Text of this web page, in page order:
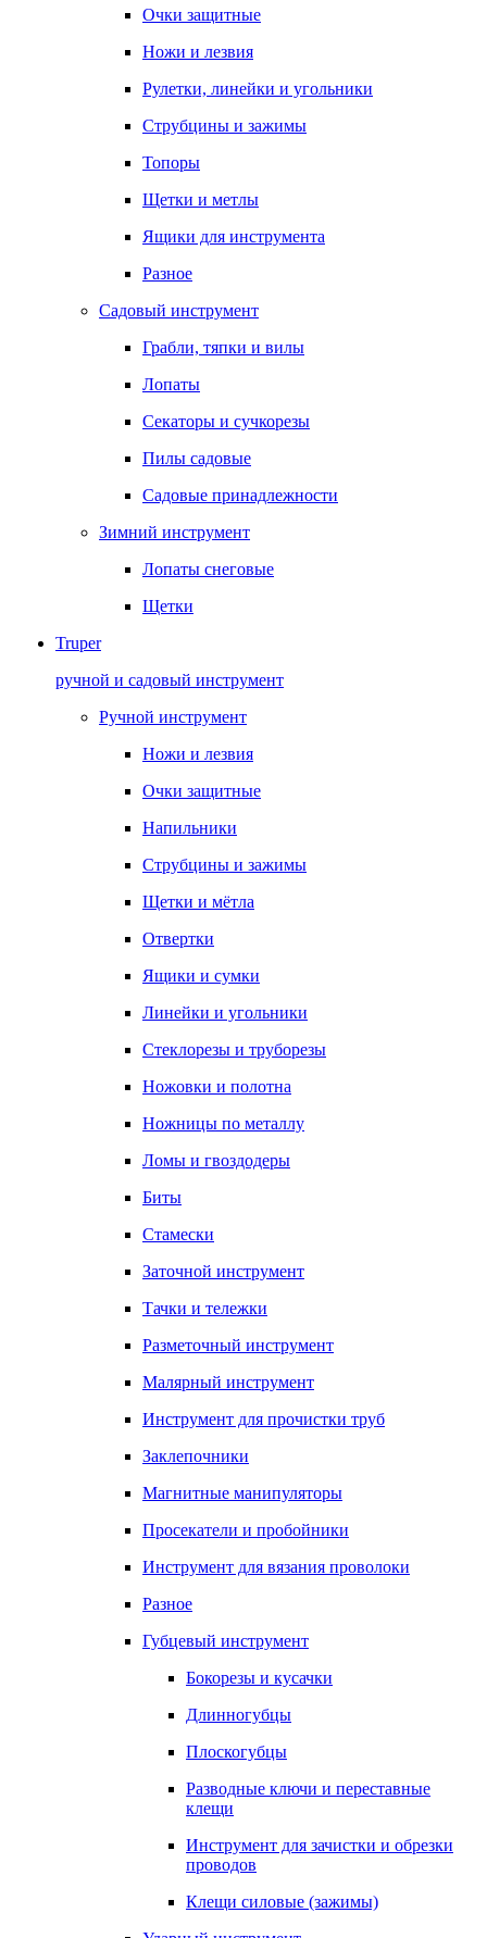
Очки защитные
Ножи и лезвия
Рулетки, линейки и угольники
Струбцины и зажимы
Топоры
Щетки и метлы
Ящики для инструмента
Разное
Садовый инструмент
Грабли, тяпки и вилы
Лопаты
Секаторы и сучкорезы
Пилы садовые
Садовые принадлежности
Зимний инструмент
Лопаты снеговые
Щетки
Truper
ручной и садовый инструмент
Ручной инструмент
Ножи и лезвия
Очки защитные
Напильники
Струбцины и зажимы
Щетки и мётла
Отвертки
Ящики и сумки
Линейки и угольники
Стеклорезы и труборезы
Ножовки и полотна
Ножницы по металлу
Ломы и гвоздодеры
Биты
Стамески
Заточной инструмент
Тачки и тележки
Разметочный инструмент
Малярный инструмент
Инструмент для прочистки труб
Заклепочники
Магнитные манипуляторы
Просекатели и пробойники
Инструмент для вязания проволоки
Разное
Губцевый инструмент
Бокорезы и кусачки
Длинногубцы
Плоскогубцы
Разводные ключи и переставные
клещи
Инструмент для зачистки и обрезки
проводов
Клещи силовые (зажимы)